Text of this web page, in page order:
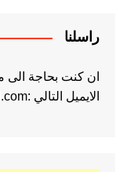
راسلنا
ان كنت بحاجة الى
الايميل التالي :maktabatiiebook@gmail.com